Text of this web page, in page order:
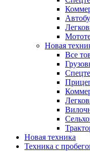
Новая
Все
Новая техника
Техника с